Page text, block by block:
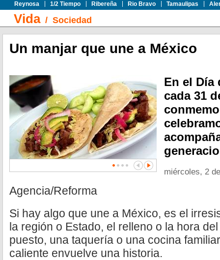
Reynosa
1/2 Tiempo Ribereña Rio Bravo Tamaulipas
Vida/ Sociedad
Un manjar que une a México
En el Día
cada 31
miércoles, 2
Agencia/Reforma
Si hay algo que une a México, es el
la región o Estado, el relleno o la hora
puesto, una taquería o una cocina
caliente envuelve una historia.